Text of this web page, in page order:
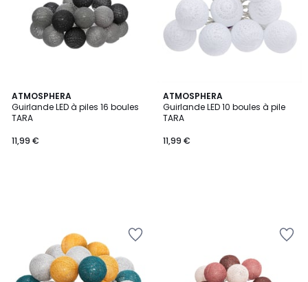
ATMOSPHERA
Guirlande LED à piles 16 boules
TARA
11,99 €
ATMOSPHERA
Guirlande LED 10 boules à pile
TARA
11,99 €